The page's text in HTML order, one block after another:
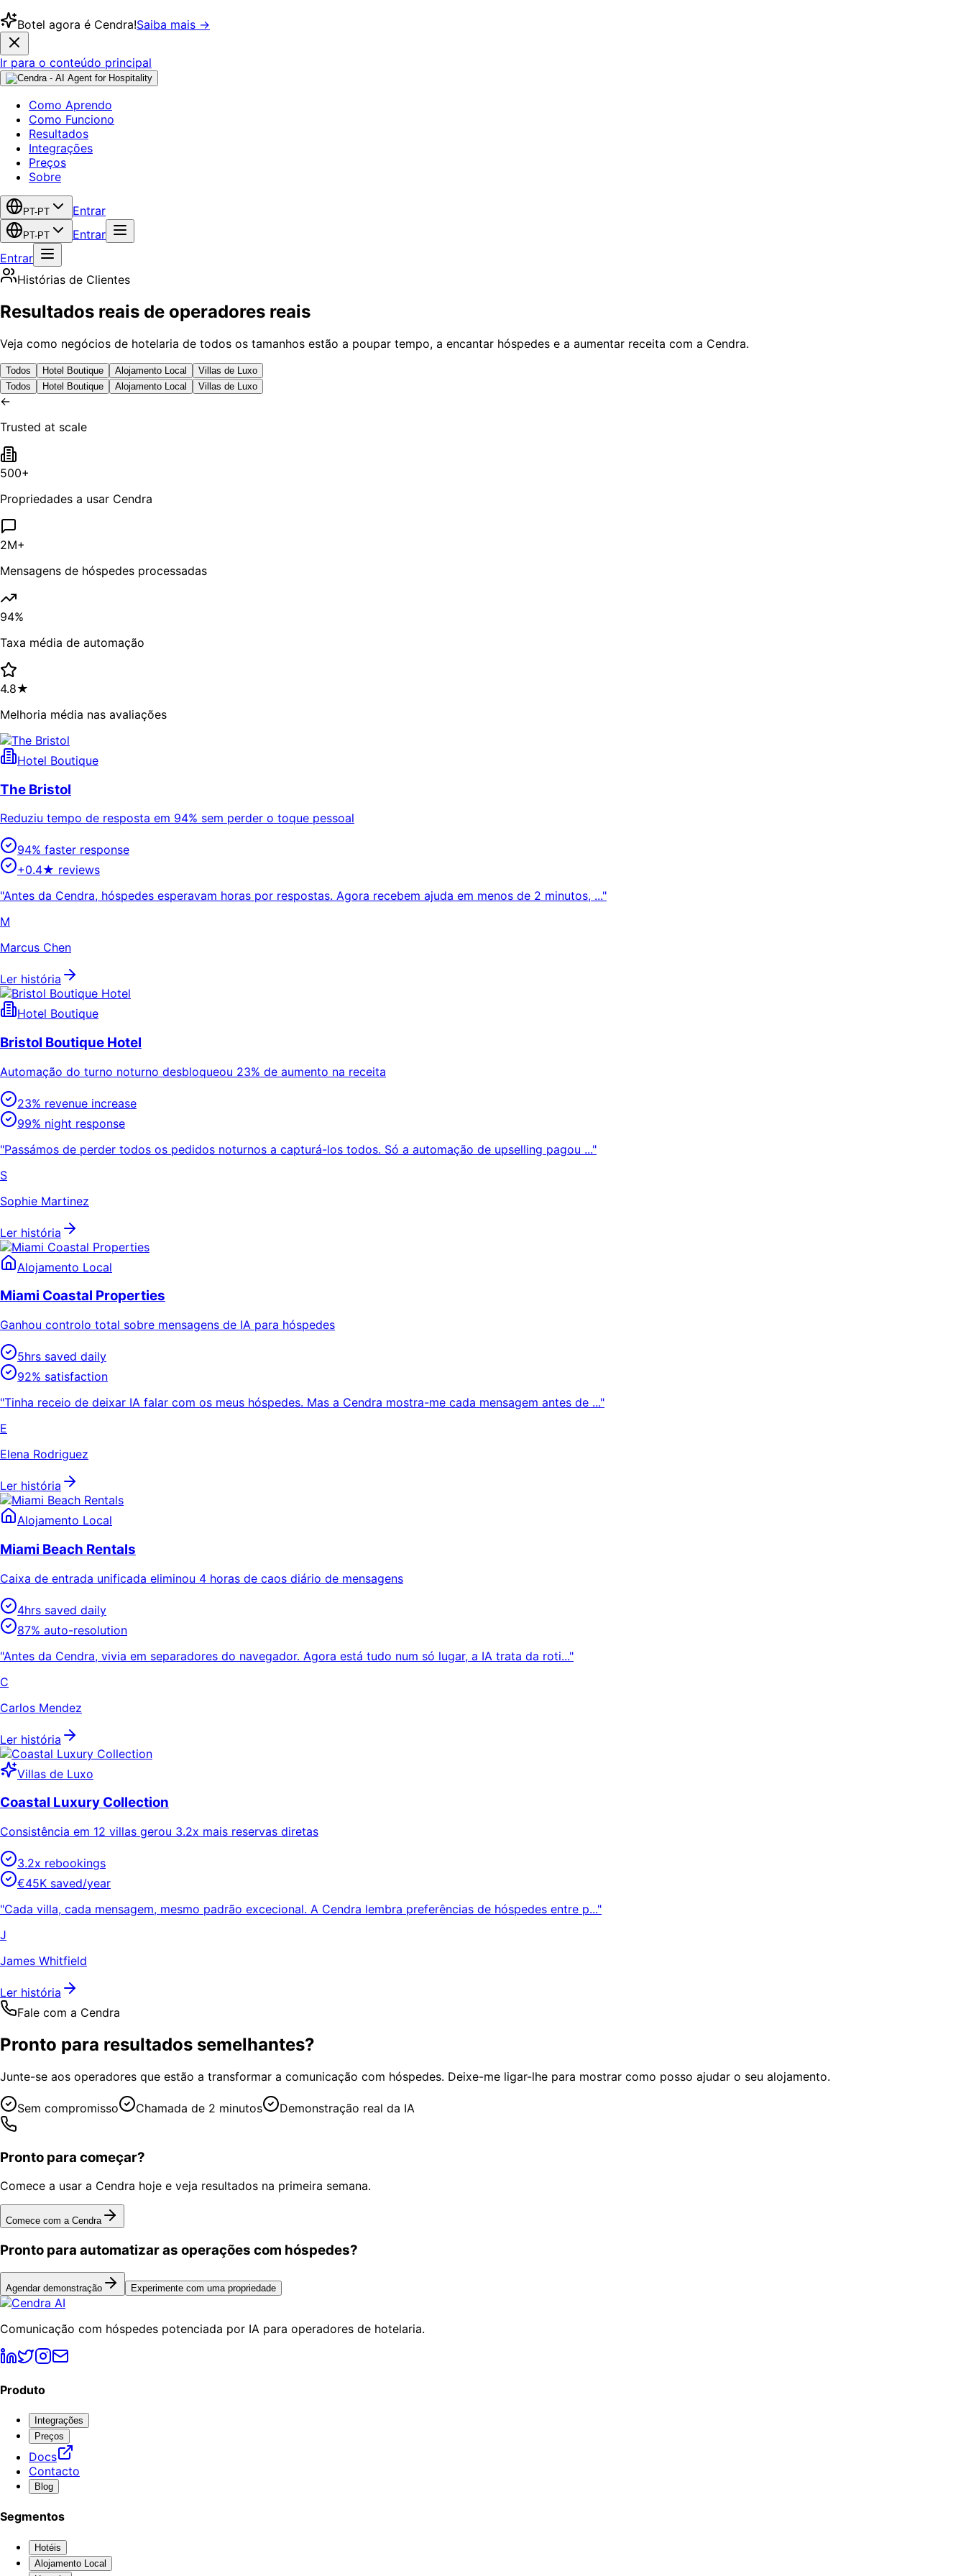
Botel agora é Cendra!Saiba mais →
Ir para o conteúdo principal
Como Aprendo
Como Funciono
Resultados
Integrações
Preços
Sobre
PT-PT Entrar
PT-PT
Entrar
Entrar
Histórias de Clientes
Resultados reais de operadores reais
Veja como negócios de hotelaria de todos os tamanhos estão a poupar tempo, a encantar hóspedes e a aumentar receita com a Cendra.
Todos Hotel Boutique Alojamento Local
Villas de Luxo
Todos
Hotel Boutique Alojamento Local Villas de Luxo
←
Trusted at scale
500+
Propriedades a usar Cendra
2M+
Mensagens de hóspedes processadas
94%
Taxa média de automação
4.8★
Melhoria média nas avaliações
Hotel Boutique
The Bristol
Reduziu tempo de resposta em 94% sem perder o toque pessoal
94% faster response
+0.4★ reviews
"Antes da Cendra, hóspedes esperavam horas por respostas. Agora recebem ajuda em menos de 2 minutos, ..."
M
Marcus Chen
Ler história
Hotel Boutique
Bristol Boutique Hotel
Automação do turno noturno desbloqueou 23% de aumento na receita
23% revenue increase
99% night response
"Passámos de perder todos os pedidos noturnos a capturá-los todos. Só a automação de upselling pagou ..."
S
Sophie Martinez
Ler história
Alojamento Local
Miami Coastal Properties
Ganhou controlo total sobre mensagens de IA para hóspedes
5hrs saved daily
92% satisfaction
"Tinha receio de deixar IA falar com os meus hóspedes. Mas a Cendra mostra-me cada mensagem antes de ..."
E
Elena Rodriguez
Ler história
Alojamento Local
Miami Beach Rentals
Caixa de entrada unificada eliminou 4 horas de caos diário de mensagens
4hrs saved daily
87% auto-resolution
"Antes da Cendra, vivia em separadores do navegador. Agora está tudo num só lugar, a IA trata da roti..."
C
Carlos Mendez
Ler história
Villas de Luxo
Coastal Luxury Collection
Consistência em 12 villas gerou 3.2x mais reservas diretas
3.2x rebookings
€45K saved/year
"Cada villa, cada mensagem, mesmo padrão excecional. A Cendra lembra preferências de hóspedes entre p..."
J
James Whitfield
Ler história
Fale com a Cendra
Pronto para resultados semelhantes?
Junte-se aos operadores que estão a transformar a comunicação com hóspedes. Deixe-me ligar-lhe para mostrar como posso ajudar o seu alojamento.
Sem compromisso Chamada de 2 minutos Demonstração real da IA
Pronto para começar?
Comece a usar a Cendra hoje e veja resultados na primeira semana.
Comece com a Cendra
Pronto para automatizar as operações com hóspedes?
Agendar demonstração Experimente com uma propriedade
Comunicação com hóspedes potenciada por IA para operadores de hotelaria.
Produto
Integrações
Preços
Docs
Contacto
Blog
Segmentos
Hotéis
Alojamento Local